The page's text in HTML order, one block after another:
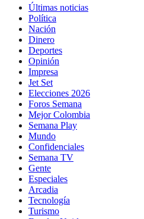
Últimas noticias
Política
Nación
Dinero
Deportes
Opinión
Impresa
Jet Set
Elecciones 2026
Foros Semana
Mejor Colombia
Semana Play
Mundo
Confidenciales
Semana TV
Gente
Especiales
Arcadia
Tecnología
Turismo